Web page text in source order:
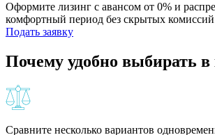
Оформите лизинг с авансом от 0% и
комфортный период без скрытых
Подать заявку
Почему удобно выбирать в
Сравните несколько вариантов